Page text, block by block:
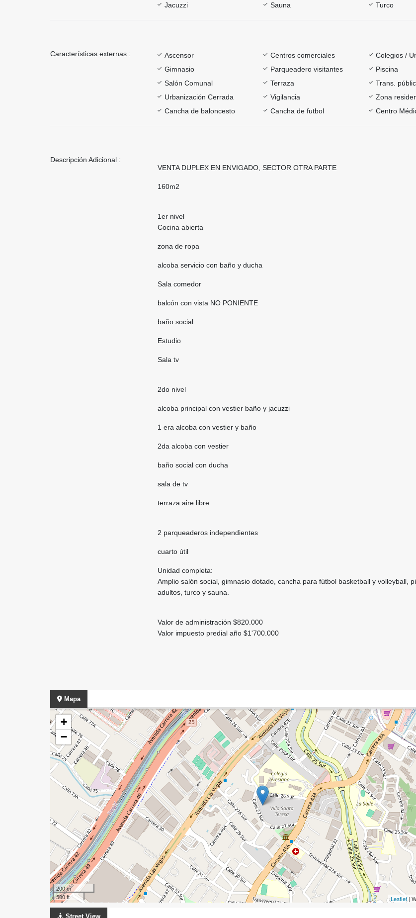
Jacuzzi
Sauna Turco
Características externas : Ascensor Centros comerciales
Colegios /
Gimnasio
Parqueadero visitantes
Piscina
Salón Comunal
Terraza
Trans.
Urbanización Cerrada
Vigilancia
Zona
Cancha de baloncesto
Cancha de futbol Centro
Descripción Adicional :
VENTA DUPLEX EN ENVIGADO, SECTOR OTRA PARTE
160m2
1er nivel
Cocina abierta
zona de ropa
alcoba servicio con baño y ducha
Sala comedor
balcón con vista NO PONIENTE
baño social
Estudio
Sala tv
2do nivel
alcoba principal con vestier baño y jacuzzi
1 era alcoba con vestier y baño
2da alcoba con vestier
baño social con ducha
sala de tv
terraza aire libre.
2 parqueaderos independientes
cuarto útil
Unidad completa:
Amplio salón social, gimnasio dotado, cancha para fútbol basketball y volleyball,
adultos, turco y sauna.
Valor de administración $820.000
Valor impuesto predial año $1'700.000
Mapa
+
−
200 m
500 ft
Leaflet |
Street View